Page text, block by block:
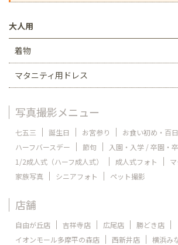
大人用
着物
マタニティ用ドレス
写真撮影メニュー
七五三 誕生日 お宮参り
お食い初め・百
ハーフバースデー
節句
入園・入学 / 卒園・
1/2成人式（ハーフ成人式）
成人式フォト
家族写真
シニアフォト ペット撮影
店舗
自由が丘店 吉祥寺店 広尾店
勝どき店
イオンモール多摩平の森店
西新井店
横浜み